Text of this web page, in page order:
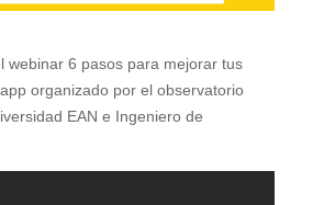
webinar 6 pasos para mejorar tus
organizado por el observatorio
EAN e Ingeniero de